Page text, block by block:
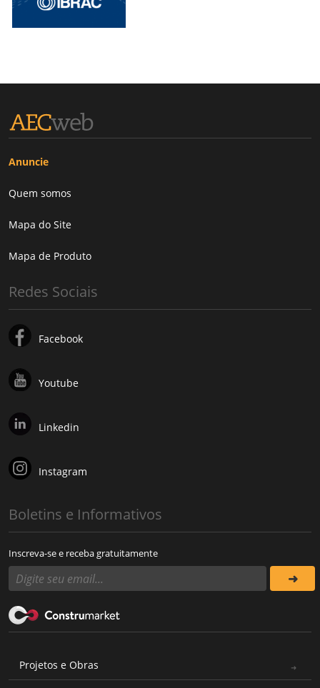
Anuncie
Quem somos
Mapa do Site
Mapa de Produto
Redes Sociais
Facebook
Youtube
Linkedin
Instagram
Boletins e Informativos
Inscreva-se e receba gratuitamente
Projetos e Obras